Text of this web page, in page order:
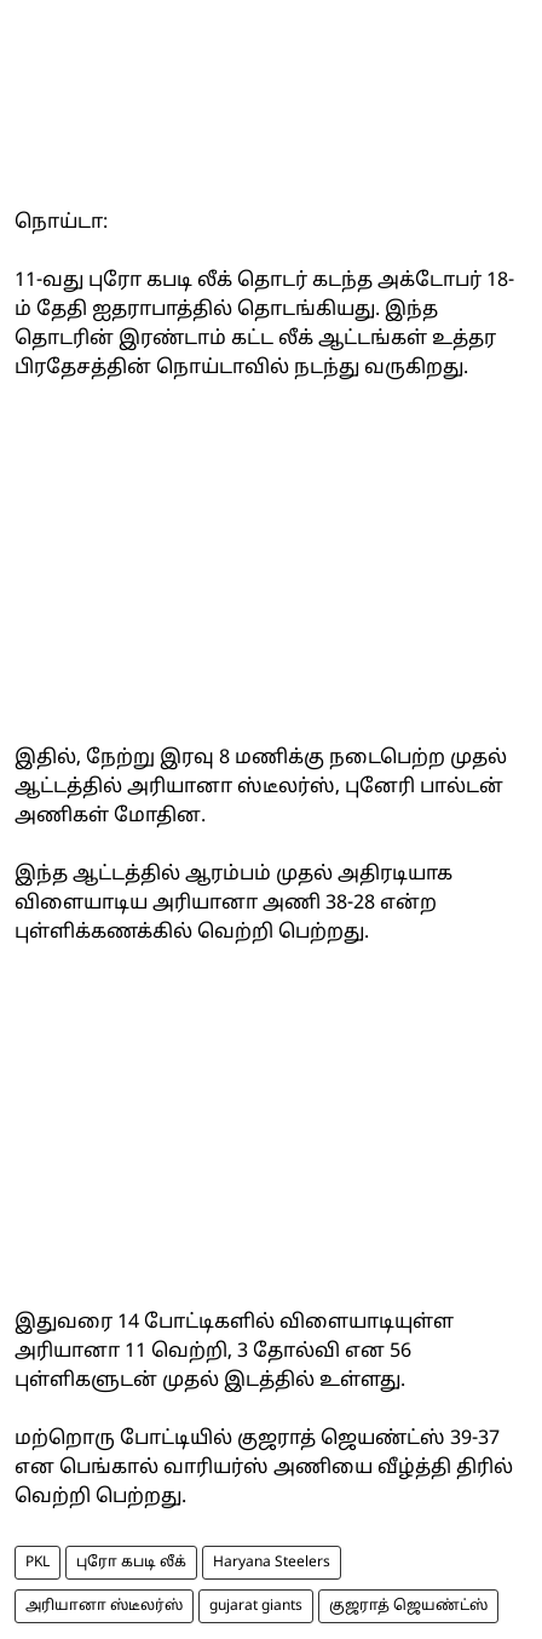
நொய்டா:
11-வது புரோ கபடி லீக் தொடர் கடந்த அக்டோபர் 18-
ம் தேதி ஐதராபாத்தில் தொடங்கியது. இந்த
தொடரின் இரண்டாம் கட்ட லீக் ஆட்டங்கள் உத்தர
பிரதேசத்தின் நொய்டாவில் நடந்து வருகிறது.
இதில், நேற்று இரவு 8 மணிக்கு நடைபெற்ற முதல்
ஆட்டத்தில் அரியானா ஸ்டீலர்ஸ், புனேரி பால்டன்
அணிகள் மோதின.
இந்த ஆட்டத்தில் ஆரம்பம் முதல் அதிரடியாக
விளையாடிய அரியானா அணி 38-28 என்ற
புள்ளிக்கணக்கில் வெற்றி பெற்றது.
இதுவரை 14 போட்டிகளில் விளையாடியுள்ள
அரியானா 11 வெற்றி, 3 தோல்வி என 56
புள்ளிகளுடன் முதல் இடத்தில் உள்ளது.
மற்றொரு போட்டியில் குஜராத் ஜெயண்ட்ஸ் 39-37
என பெங்கால் வாரியர்ஸ் அணியை வீழ்த்தி திரில்
வெற்றி பெற்றது.
PKL புரோ கபடி லீக் Haryana Steelers
அரியானா ஸ்டீலர்ஸ் gujarat giants குஜராத் ஜெயண்ட்ஸ்